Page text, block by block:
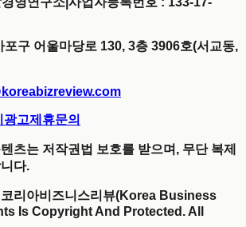
포구 어울마당로 130, 3층 3906호(서교동,
광고제휴문의
츠는 저작권법 보호를 받으며, 무단 복제
다.
리아비즈니스리뷰(Korea Business
Is Copyright And Protected. All